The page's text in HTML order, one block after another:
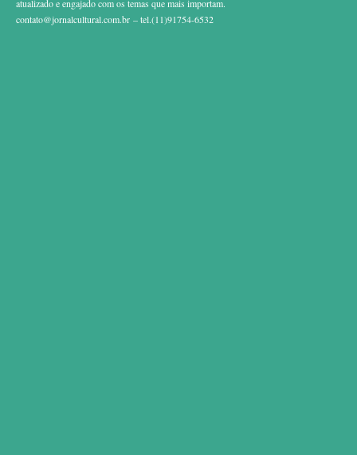
atualizado e engajado com os temas que mais importam.
contato@jornalcultural.com.br – tel.(11)91754-6532